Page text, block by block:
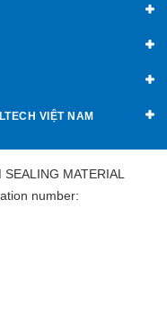
VIỆT NAM
MATERIAL
number: